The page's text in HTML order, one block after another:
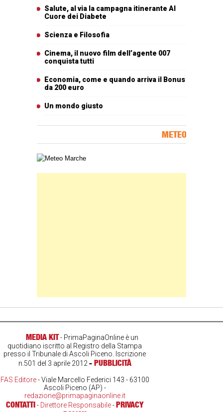
Salute, al via la campagna itinerante Al
Cuore dei Diabete
Scienza e Filosofia
Cinema, il nuovo film dell’agente 007
conquista tutti
Economia, come e quando arriva il Bonus
da 200 euro
Un mondo giusto
METEO
Carta meteorologica delle Marche
MEDIA KIT- PrimaPaginaOnline è un
quotidiano iscritto al Registro della Stampa
presso il Tribunale di Ascoli Piceno. Iscrizione
n.501 del 3 aprile 2012- PUBBLICITÀ
FAS Editore- Viale Marcello Federici 143 - 63100
Ascoli Piceno (AP) -
redazione@primapaginaonline.it
CONTATTI- Direttore Responsabile-PRIVACY